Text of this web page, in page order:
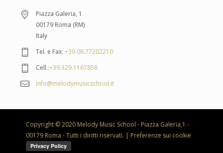
Piazza Galeria, 1
00179 Roma (RM)
Italy
Tel. e Fax:+39.06.77202210
Cell.:+39.329.1167858
info@melodymusicschool.it
Copyright © 2020 Melody Music School - Piazza Galeria,1 -
00179 Roma - Tutti i diritti riservati. | Preferenze sui cookie